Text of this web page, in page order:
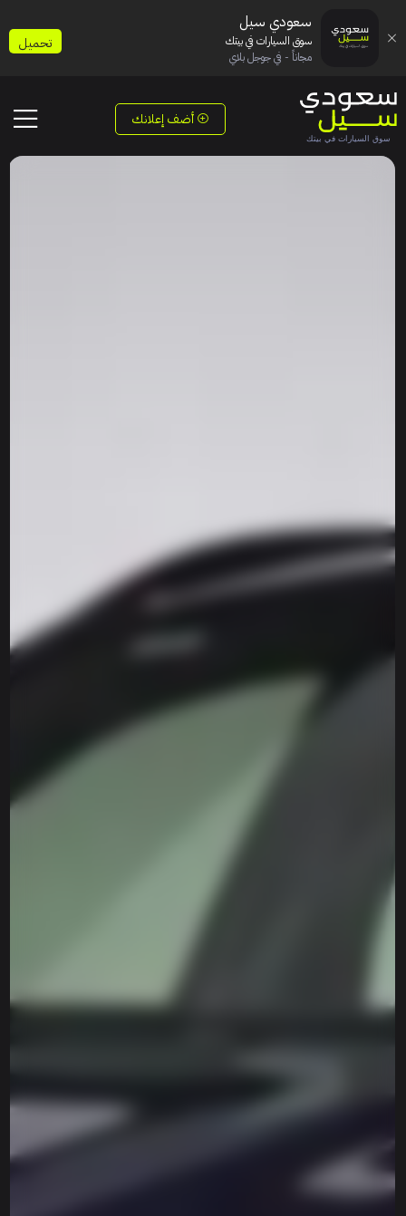
أضف إعلانك
سعودي سيل
سوق السيارات في بيتك
مجاناً - في جوجل بلاي
تحميل